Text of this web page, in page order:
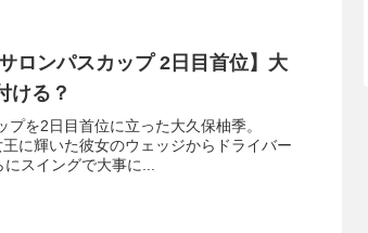
ロンパスカップ 2日目首位】大
ける？
を2日目首位に立った大久保柚季。
に輝いた彼女のウェッジからドライバー
スイングで大事に...